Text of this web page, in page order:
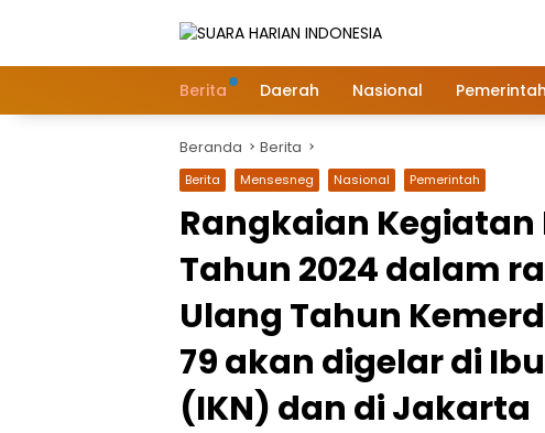
Berita Daerah Nasional Pemerintah
Beranda Berita
Berita Mensesneg Nasional Pemerintah
Rangkaian
Tahun 2024 dalam
Ulang Tahun
79 akan digelar di
(IKN) dan di Jakarta